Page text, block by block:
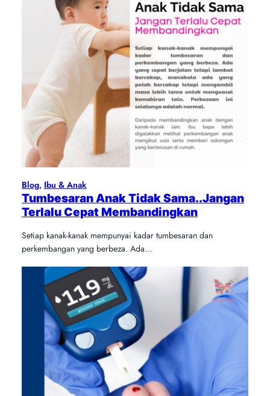
Blog, Ibu & Anak
Tumbesaran Anak Tidak Sama..Jangan
Terlalu Cepat Membandingkan
Setiap kanak-kanak mempunyai kadar tumbesaran dan
perkembangan yang berbeza. Ada…